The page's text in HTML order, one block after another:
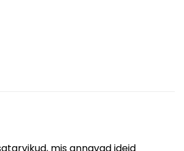
mis annavad ideid